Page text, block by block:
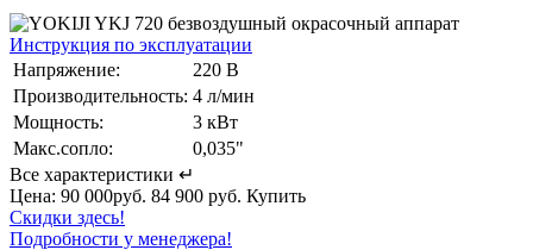
Инструкция по эксплуатации
Напряжение:
220 В
Производительность: 4 л/мин
Мощность:
3 кВт
Макс.сопло:
0,035"
Все характеристики ↵
Цена: 90 000руб. 84 900 руб. Купить
Скидки здесь!
Подробности у менеджера!